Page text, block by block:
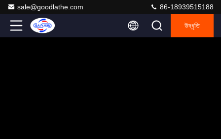
sale@goodlathe.com 86-18939515188
উদ্ধৃতি